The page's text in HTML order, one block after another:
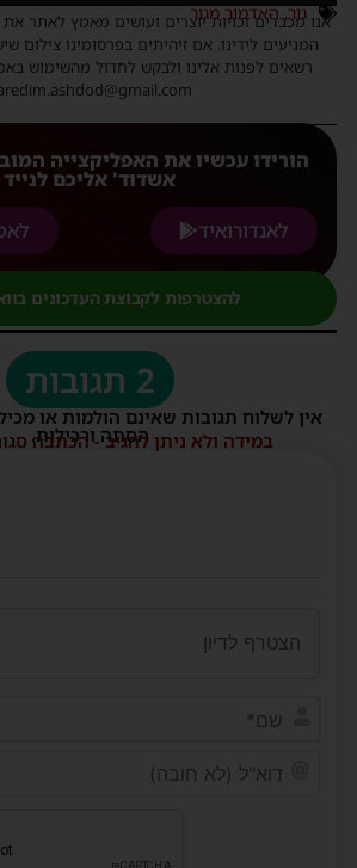
גור,האדמור מגור
אנו מכבדים זכויות יוצרים ועושים מאמץ לאתר את
המגיעים לידינו. אם זיהיתים בפרסומינו צילום
רשאים לפנות אלינו ולבקש לחדול מהשימוש
הורידו עכשיו את האפליקצייה
אשדוד' אליכם לנייד
לאנדורואיד
להצטרפות לקבוצת העדכונים
2 תגובות
אין לשלוח תגובות שאינם הולמות או
הסתה ורכילות.
במידה ולא ניתן להגיב - הכתבה